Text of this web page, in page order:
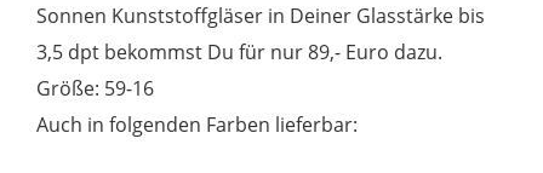
Sonnen Kunststoffgläser in Deiner Glasstärke bis
3,5 dpt bekommst Du für nur 89,- Euro dazu.
Größe: 59-16
Auch in folgenden Farben lieferbar: